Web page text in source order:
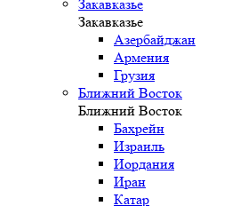
Закавказье
Закавказье
Азербайджан
Армения
Грузия
Ближний Восток
Ближний Восток
Бахрейн
Израиль
Иордания
Иран
Катар